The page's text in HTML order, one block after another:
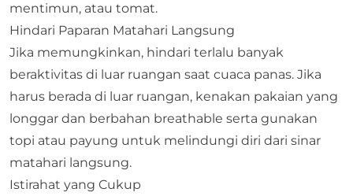
mentimun, atau tomat.
Hindari Paparan Matahari Langsung
Jika memungkinkan, hindari terlalu banyak
beraktivitas di luar ruangan saat cuaca panas. Jika
harus berada di luar ruangan, kenakan pakaian yang
longgar dan berbahan breathable serta gunakan
topi atau payung untuk melindungi diri dari sinar
matahari langsung.
Istirahat yang Cukup